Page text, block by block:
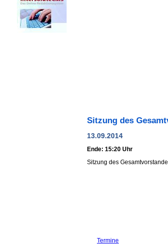
Sitzung des
13.09.2014
Ende: 15:20 Uhr
Sitzung des
Termine